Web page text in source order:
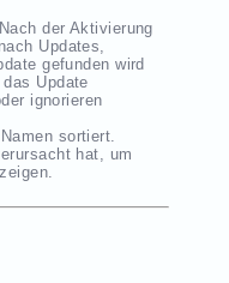
der Aktivierung
Updates,
gefunden wird
Update
ignorieren
sortiert.
hat, um